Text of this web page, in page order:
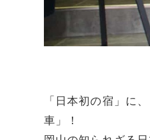
「日本初の宿」に
車」！